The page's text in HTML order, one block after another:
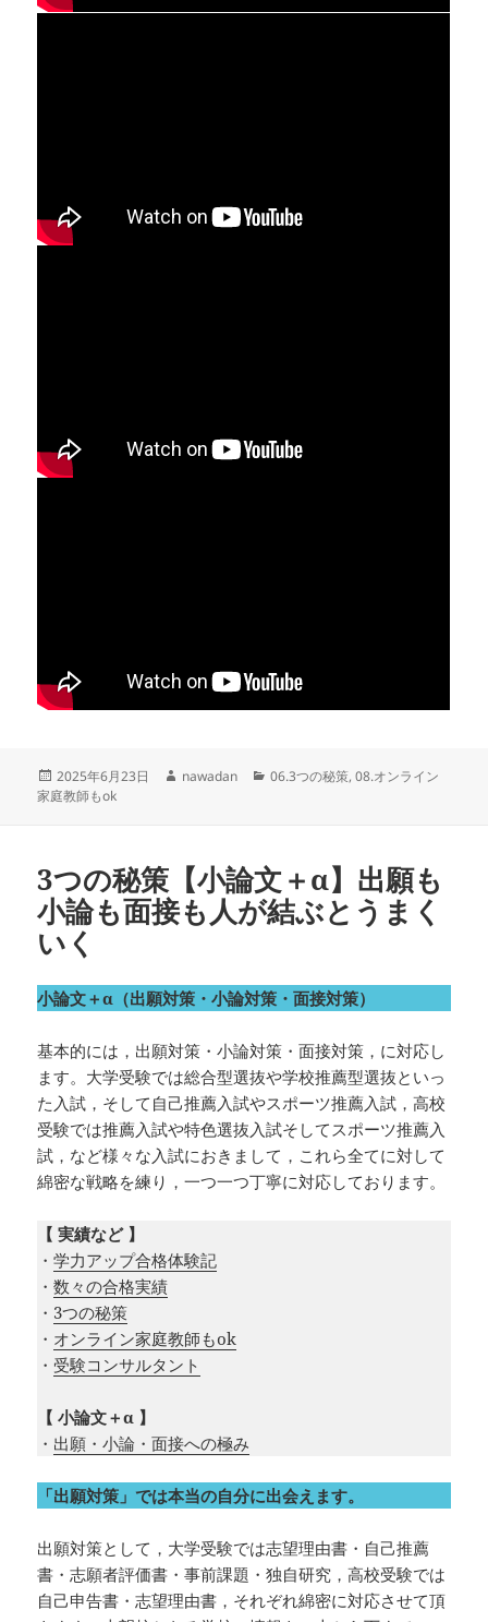
投
稿
2025年6月23日
作
nawadan
カ
06.3つの秘策,08.オンライン
家庭教師もok
3つの秘策【小論文＋α】出願も
小論も面接も人が結ぶとうまく
いく
小論文＋α（出願対策・小論対策・面接対策）
基本的には，出願対策・小論対策・面接対策，に対応し
ます。大学受験では総合型選抜や学校推薦型選抜といっ
た入試，そして自己推薦入試やスポーツ推薦入試，高校
受験では推薦入試や特色選抜入試そしてスポーツ推薦入
試，など様々な入試におきまして，これら全てに対して
綿密な戦略を練り，一つ一つ丁寧に対応しております。
【 実績など 】
・学力アップ合格体験記
・数々の合格実績
・ 3つの秘策
・ オンライン家庭教師もok
・ 受験コンサルタント
【 小論文＋α 】
・ 出願・小論・面接への極み
「出願対策」では本当の自分に出会えます。
出願対策として，大学受験では志望理由書・自己推薦
書・志願者評価書・事前課題・独自研究，高校受験では
自己申告書・志望理由書，それぞれ綿密に対応させて頂